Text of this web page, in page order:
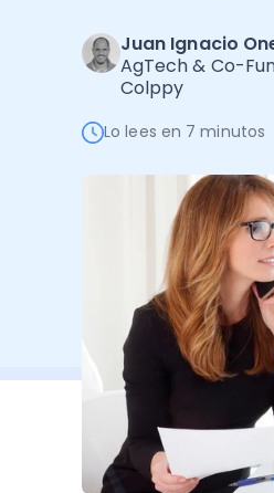
Administración Empresarial
Software Factura y
Juan Ignacio
AgTech & Co-
Colppy
Lo lees en 7 minutos